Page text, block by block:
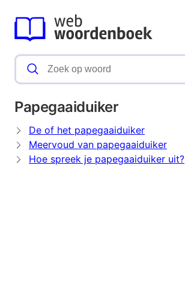
Papegaaiduiker
De of het papegaaiduiker
Meervoud van papegaaiduiker
Hoe spreek je papegaaiduiker uit?